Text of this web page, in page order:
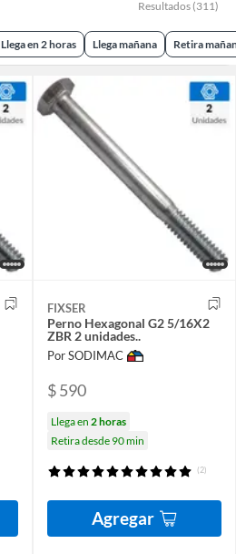
Resultados (311)
Llega en 2 horas Llega mañana Retira
FIXSER
Perno Hexagonal G2 5/16X2
ZBR 2 unidades..
Por SODIMAC
$ 590
Llega en 2 horas
Retira desde 90 min
(2)
Agregar